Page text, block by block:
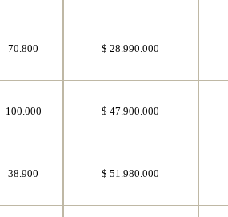
70.800 $ 28.990.000
100.000 $ 47.900.000
38.900 $ 51.980.000